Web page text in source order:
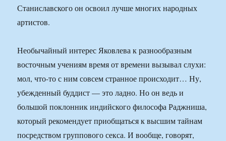
Станиславского он освоил лучше многих народных
артистов.
Необычайный интерес Яковлева к разнообразным
восточным учениям время от времени вызывал слухи:
мол, что-то с ним совсем странное происходит… Ну,
убежденный буддист — это ладно. Но он ведь и
большой поклонник индийского философа Раджниша,
который рекомендует приобщаться к высшим тайнам
посредством группового секса. И вообще, говорят,